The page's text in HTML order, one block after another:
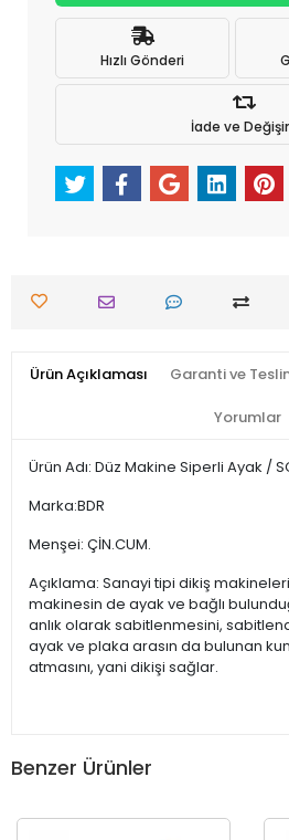
Hızlı Gönderi
İade ve
Ürün Açıklaması Garanti ve
Yorumlar
Ürün Adı: Düz Makine Siperli Ayak /
Marka:BDR
Menşei: ÇİN.CUM.
Açıklama: Sanayi tipi dikiş
makinesin de ayak ve bağlı
anlık olarak sabitlenmesini,
ayak ve plaka arasın da bulunan
atmasını, yani dikişi sağlar.
Benzer Ürünler